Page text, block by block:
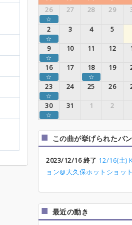
26
27 28 29
☆
2 3 4 5
☆
9 10 11 12
☆
16 17 18 19
☆ ☆
23 24 25 26
☆
30 31 1 2
☆
この曲が挙げられたバ
2023/12/16 終了 12/16(土)
ョン@大久保ホットショット
最近の動き